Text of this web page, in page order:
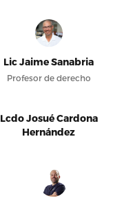
Lic Jaime Sanabria
Profesor de derecho
Lcdo Josué Cardona
Hernández